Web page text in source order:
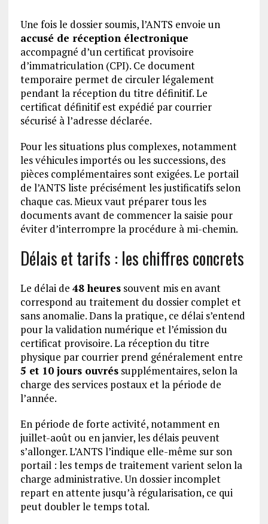
Une fois le dossier soumis, l’ANTS envoie un
accusé de réception électronique
accompagné d’un certificat provisoire
d’immatriculation (CPI). Ce document
temporaire permet de circuler légalement
pendant la réception du titre définitif. Le
certificat définitif est expédié par courrier
sécurisé à l’adresse déclarée.
Pour les situations plus complexes, notamment
les véhicules importés ou les successions, des
pièces complémentaires sont exigées. Le portail
de l’ANTS liste précisément les justificatifs selon
chaque cas. Mieux vaut préparer tous les
documents avant de commencer la saisie pour
éviter d’interrompre la procédure à mi-chemin.
Délais et tarifs : les chiffres concrets
Le délai de 48 heuressouvent mis en avant
correspond au traitement du dossier complet et
sans anomalie. Dans la pratique, ce délai s’entend
pour la validation numérique et l’émission du
certificat provisoire. La réception du titre
physique par courrier prend généralement entre
5 et 10 jours ouvréssupplémentaires, selon la
charge des services postaux et la période de
l’année.
En période de forte activité, notamment en
juillet-août ou en janvier, les délais peuvent
s’allonger. L’ANTS l’indique elle-même sur son
portail : les temps de traitement varient selon la
charge administrative. Un dossier incomplet
repart en attente jusqu’à régularisation, ce qui
peut doubler le temps total.